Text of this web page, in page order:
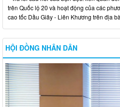
trên Quốc lộ 20 và hoạt động của các
cao tốc Dầu Giây - Liên Khương trên địa
HỘI ĐỒNG NHÂN DÂN